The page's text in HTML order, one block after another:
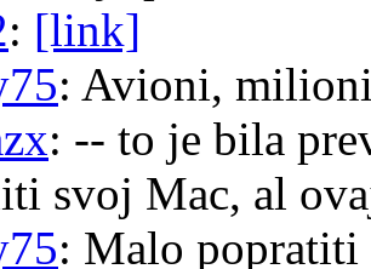
: [link]
: Avioni,
: -- to je bila
svoj Mac, al
: Malo popratiti